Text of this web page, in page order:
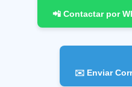
📲 Contactar por
✉️ Enviar